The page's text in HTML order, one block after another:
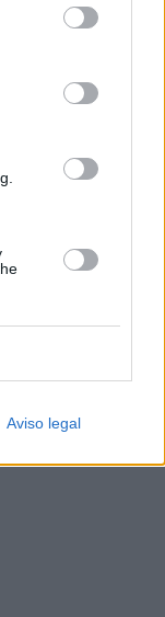
de
se aplicarán
sitio web o
Aviso legal